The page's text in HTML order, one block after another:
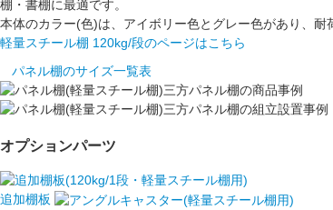
棚・書棚に最適です。
本体のカラー(色)は、 アイボリー色と グレー色があり、耐
軽量スチール棚 120kg/段のページはこちら
パネル棚のサイズ一覧表
オプションパーツ
追加棚板